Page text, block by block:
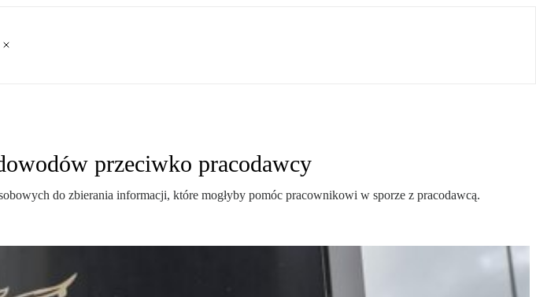
przeciwko pracodawcy
do zbierania informacji, które mogłyby pomóc pracownikowi w sporze z pracodawcą.